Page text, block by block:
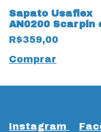
Sapato Usaflex
AN0200 Scarpin
Couro Natural
Pinhão
R$359,00
Comprar
Instagram